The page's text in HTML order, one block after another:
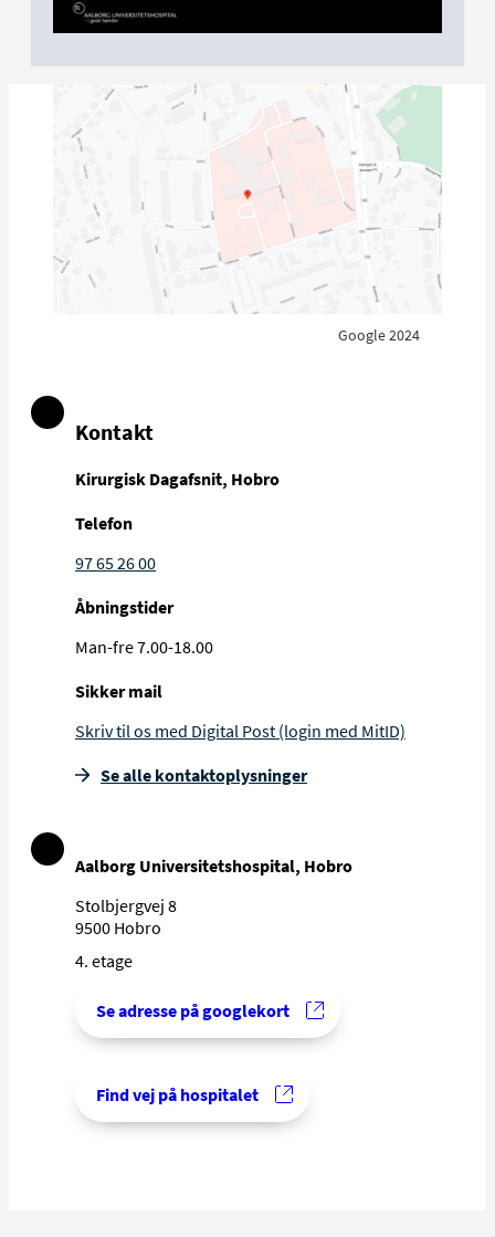
Google 2024
Kontakt
Kirurgisk Dagafsnit, Hobro
Telefon
97 65 26 00
Åbningstider
Man-fre 7.00-18.00
Sikker mail
Skriv til os med Digital Post (login med MitID)
Se alle kontakt­oplysninger
Aalborg Universitetshospital, Hobro
Stolbjergvej 8
9500 Hobro
4. etage
Se adresse på googlekort
Find vej på hospitalet